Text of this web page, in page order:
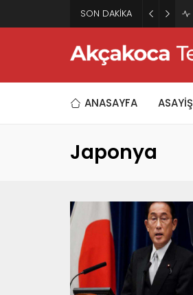
SON DAKİKA
ANASAYFA ASAYİŞ
Japonya